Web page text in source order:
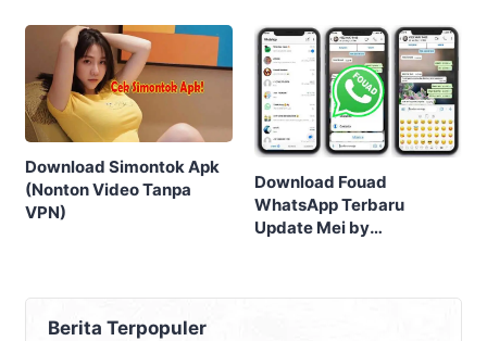
Download Simontok Apk
(Nonton Video Tanpa
VPN)
Download Fouad
WhatsApp Terbaru
Update Mei by
Berita Terpopuler